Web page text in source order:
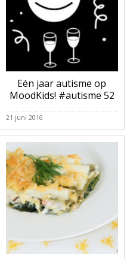
Eén jaar autisme op
MoodKids! #autisme 52
21 juni 2016